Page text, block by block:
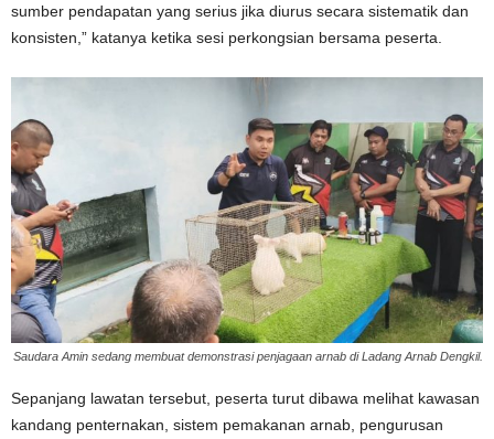
sumber pendapatan yang serius jika diurus secara sistematik dan
konsisten,” katanya ketika sesi perkongsian bersama peserta.
Saudara Amin sedang membuat demonstrasi penjagaan arnab di Ladang Arnab Dengkil.
Sepanjang lawatan tersebut, peserta turut dibawa melihat kawasan
kandang penternakan, sistem pemakanan arnab, pengurusan